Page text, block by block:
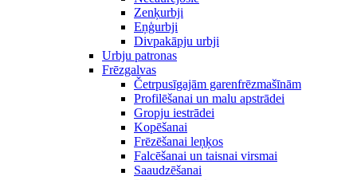
Zenķurbji
Eņģurbji
Divpakāpju urbji
Urbju patronas
Frēzgalvas
Četrpusīgajām garenfrēzmašīnām
Profilēšanai un malu apstrādei
Gropju iestrādei
Kopēšanai
Frēzēšanai leņķos
Falcēšanai un taisnai virsmai
Saaudzēšanai